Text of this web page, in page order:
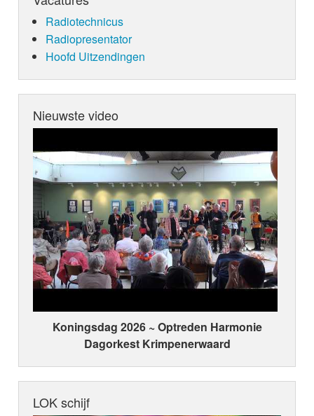
Radiotechnicus
Radiopresentator
Hoofd Uitzendingen
Nieuwste video
Koningsdag 2026 ~ Optreden Harmonie
Dagorkest Krimpenerwaard
LOK schijf